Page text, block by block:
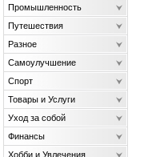
Промышленность
Путешествия
Разное
Самоулучшение
Спорт
Товары и Услуги
Уход за собой
Финансы
Хобби и Увлечения